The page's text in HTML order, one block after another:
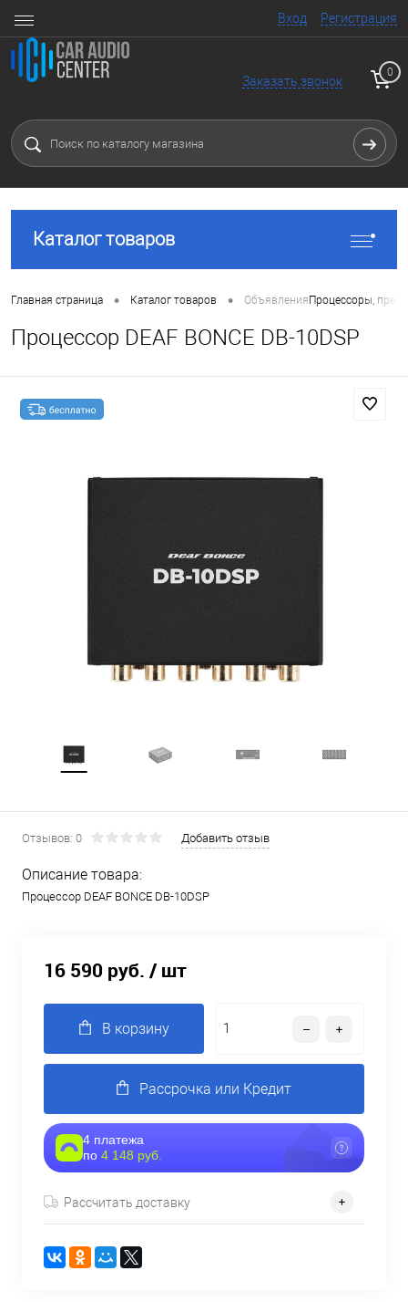
Вход Регистрация
Заказать звонок
0
Каталог товаров
Главная страница • Каталог товаров • ОбъявленияПроцессоры,
Процессор DEAF BONCE DB-10DSP
Отзывов: 0 Добавить отзыв
Описание товара:
Процессор DEAF BONCE DB-10DSP
16 590 руб. / шт
В корзину
Рассрочка или Кредит
4 платежа
по 4 148 руб.
Рассчитать доставку